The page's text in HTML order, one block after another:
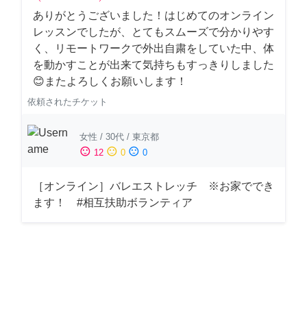
ありがとうございました！はじめてのオンライン
レッスンでしたが、とてもスムーズで分かりやす
く、リモートワークで外出自粛をしていた中、体
を動かすことが出来て気持ちもすっきりしました
😊またよろしくお願いします！
依頼されたチケット
女性 / 30代 / 東京都
sentiment_satisfied 12 sentiment_neutral 0 sentiment_dissatisfied 0
［オンライン］バレエストレッチ ※お家ででき
ます！ #相互扶助ボランティア